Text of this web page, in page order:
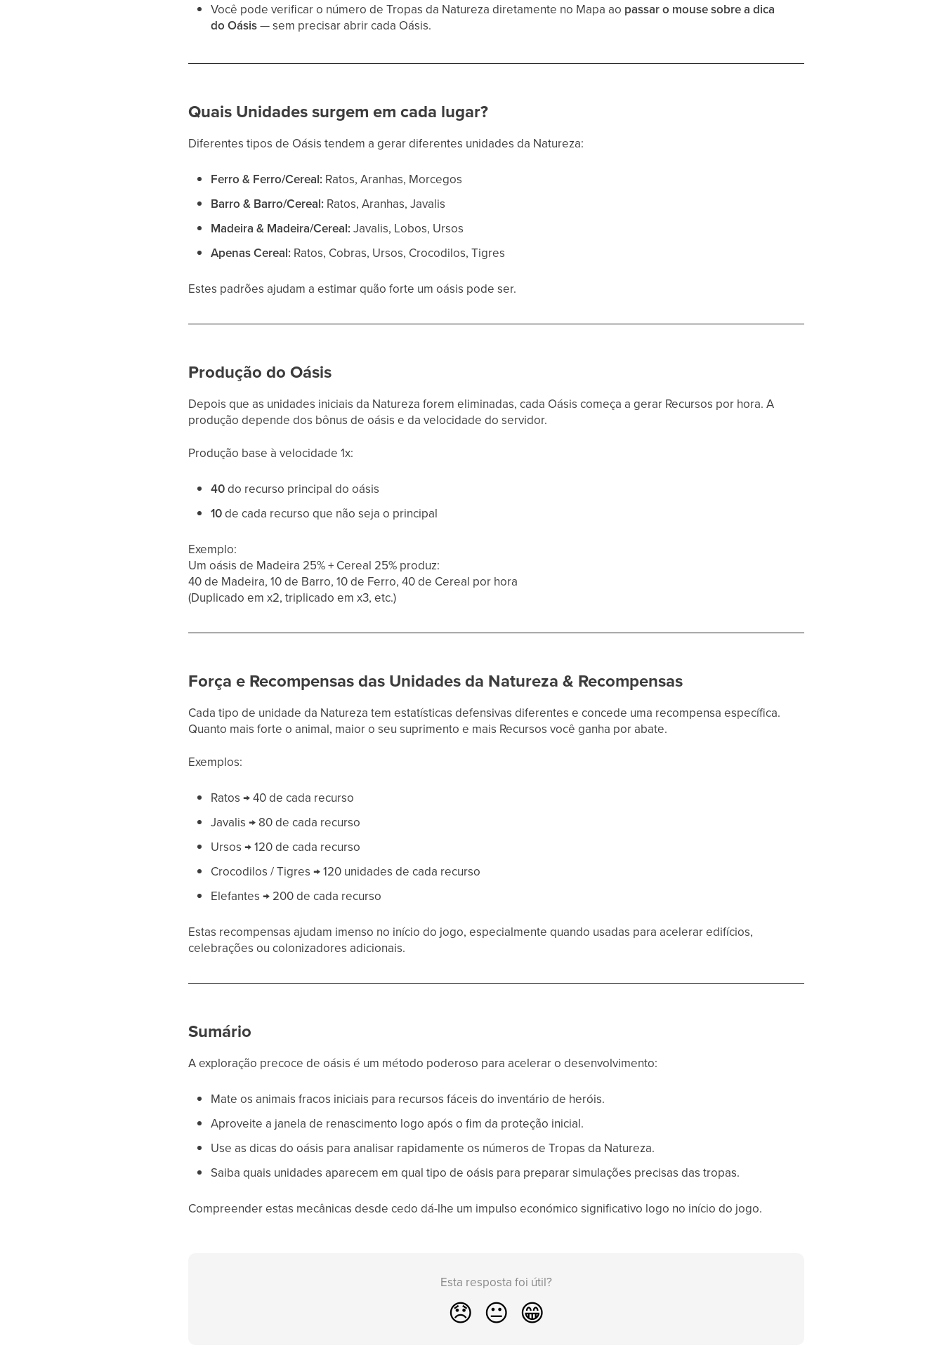
Você pode verificar o número de Tropas da Natureza diretamente no Mapa ao passar o mouse sobre a dica
do Oásis— sem precisar abrir cada Oásis.
Quais Unidades surgem em cada lugar?
Diferentes tipos de Oásis tendem a gerar diferentes unidades da Natureza:
Ferro & Ferro/Cereal: Ratos, Aranhas, Morcegos
Barro & Barro/Cereal: Ratos, Aranhas, Javalis
Madeira & Madeira/Cereal: Javalis, Lobos, Ursos
Apenas Cereal: Ratos, Cobras, Ursos, Crocodilos, Tigres
Estes padrões ajudam a estimar quão forte um oásis pode ser.
Produção do Oásis
Depois que as unidades iniciais da Natureza forem eliminadas, cada Oásis começa a gerar Recursos por hora. A
produção depende dos bônus de oásis e da velocidade do servidor.
Produção base à velocidade 1x:
40do recurso principal do oásis
10de cada recurso que não seja o principal
Exemplo:
Um oásis de Madeira 25% + Cereal 25% produz:
40 de Madeira, 10 de Barro, 10 de Ferro, 40 de Cereal por hora
(Duplicado em x2, triplicado em x3, etc.)
Força e Recompensas das Unidades da Natureza & Recompensas
Cada tipo de unidade da Natureza tem estatísticas defensivas diferentes e concede uma recompensa específica.
Quanto mais forte o animal, maior o seu suprimento e mais Recursos você ganha por abate.
Exemplos:
Ratos → 40 de cada recurso
Javalis → 80 de cada recurso
Ursos → 120 de cada recurso
Crocodilos / Tigres → 120 unidades de cada recurso
Elefantes → 200 de cada recurso
Estas recompensas ajudam imenso no início do jogo, especialmente quando usadas para acelerar edifícios,
celebrações ou colonizadores adicionais.
Sumário
A exploração precoce de oásis é um método poderoso para acelerar o desenvolvimento:
Mate os animais fracos iniciais para recursos fáceis do inventário de heróis.
Aproveite a janela de renascimento logo após o fim da proteção inicial.
Use as dicas do oásis para analisar rapidamente os números de Tropas da Natureza.
Saiba quais unidades aparecem em qual tipo de oásis para preparar simulações precisas das tropas.
Compreender estas mecânicas desde cedo dá-lhe um impulso económico significativo logo no início do jogo.
Esta resposta foi útil?
😞 😐 😁